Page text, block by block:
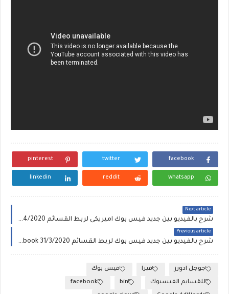
facebook
twitter
pinterest
whatsapp
reddit
linkedin
Next article
شرح بالفيديو بين جديد فيس بوك اميريكى لربط القسائم facebook 02/4/2020
Previous article
شرح بالفيديو بين جديد فيس بوك لربط القسائم facebook 31/3/2020
جوجل ادورز فيزا
فيس بوك
للقسايم الفيسبوك
bin
facebook